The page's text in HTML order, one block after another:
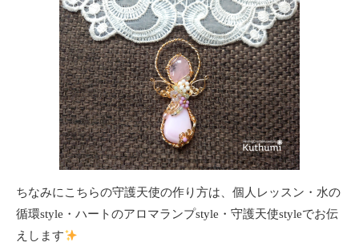
ちなみにこちらの守護天使の作り方は、個人レッスン・水の
循環style・ハートのアロマランプstyle・守護天使styleでお伝
えします